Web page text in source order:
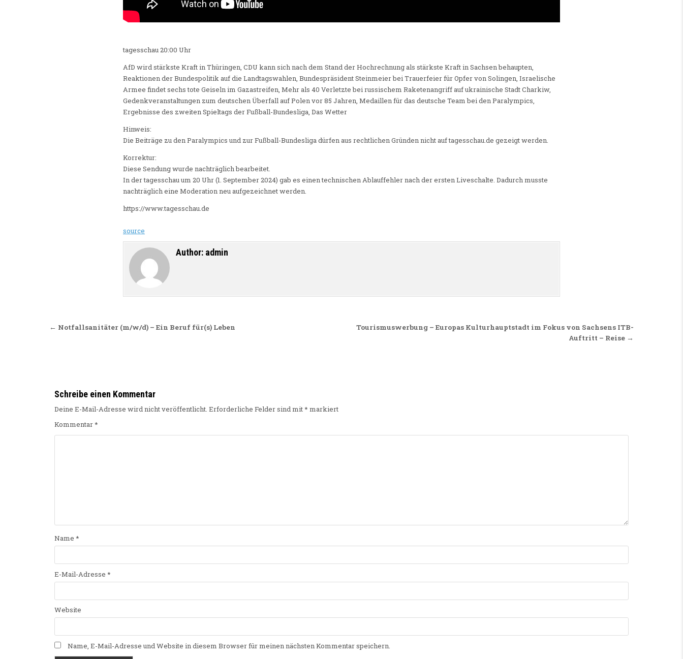
tagesschau 20:00 Uhr
AfD wird stärkste Kraft in Thüringen, CDU kann sich nach dem Stand der Hochrechnung als stärkste Kraft in Sachsen behaupten,
Reaktionen der Bundespolitik auf die Landtagswahlen, Bundespräsident Steinmeier bei Trauerfeier für Opfer von Solingen, Israelische
Armee findet sechs tote Geiseln im Gazastreifen, Mehr als 40 Verletzte bei russischem Raketenangriff auf ukrainische Stadt Charkiw,
Gedenkveranstaltungen zum deutschen Überfall auf Polen vor 85 Jahren, Medaillen für das deutsche Team bei den Paralympics,
Ergebnisse des zweiten Spieltags der Fußball-Bundesliga, Das Wetter
Hinweis:
Die Beiträge zu den Paralympics und zur Fußball-Bundesliga dürfen aus rechtlichen Gründen nicht auf tagesschau.de gezeigt werden.
Korrektur:
Diese Sendung wurde nachträglich bearbeitet.
In der tagesschau um 20 Uhr (1. September 2024) gab es einen technischen Ablauffehler nach der ersten Liveschalte. Dadurch musste
nachträglich eine Moderation neu aufgezeichnet werden.
https://www.tagesschau.de
source
Author: admin
Beitragsnavigation
Tourismuswerbung – Europas Kulturhauptstadt im Fokus von Sachsens ITB-
Auftritt – Reise →
← Notfallsanitäter (m/w/d) – Ein Beruf für(s) Leben
Schreibe einen Kommentar
Deine E-Mail-Adresse wird nicht veröffentlicht. Erforderliche Felder sind mit* markiert
Kommentar*
Name *
E-Mail-Adresse *
Website
Name, E-Mail-Adresse und Website in diesem Browser für meinen nächsten Kommentar speichern.